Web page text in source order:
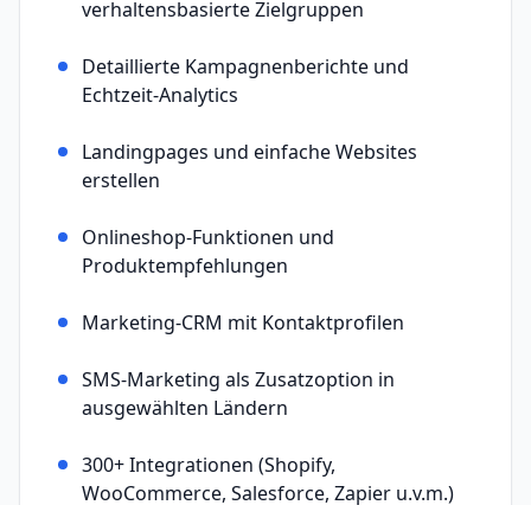
verhaltensbasierte Zielgruppen
Detaillierte Kampagnenberichte und
Echtzeit-Analytics
Landingpages und einfache Websites
erstellen
Onlineshop-Funktionen und
Produktempfehlungen
Marketing-CRM mit Kontaktprofilen
SMS-Marketing als Zusatzoption in
ausgewählten Ländern
300+ Integrationen (Shopify,
WooCommerce, Salesforce, Zapier u.v.m.)